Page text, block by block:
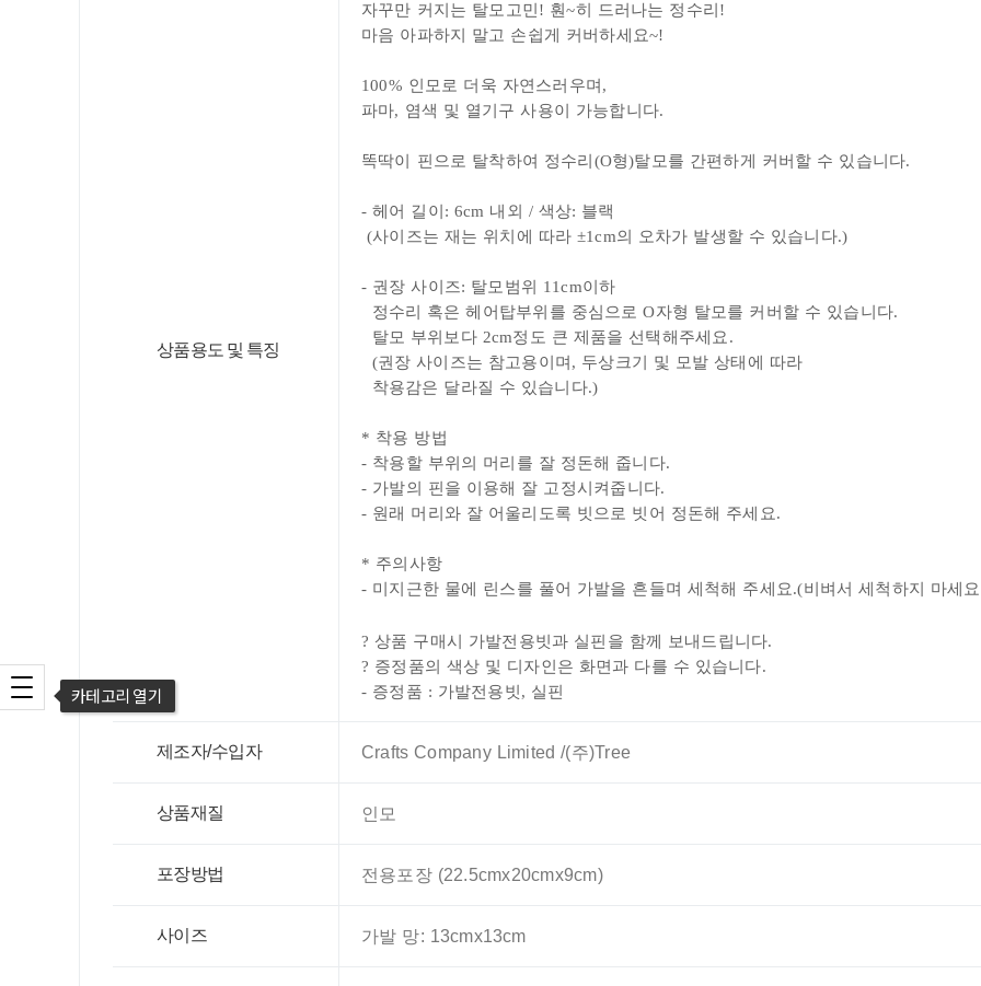
카테고리 열기
상품용도 및 특징
자꾸만 커지는 탈모고민! 훤~히 드러나는 정수리!
마음 아파하지 말고 손쉽게 커버하세요~!
100% 인모로 더욱 자연스러우며,
파마, 염색 및 열기구 사용이 가능합니다.
똑딱이 핀으로 탈착하여 정수리(O형)탈모를 간편하게 커버할 수 있습니다.
- 헤어 길이: 6cm 내외 / 색상: 블랙
(사이즈는 재는 위치에 따라 ±1cm의 오차가 발생할 수 있습니다.)
- 권장 사이즈: 탈모범위 11cm이하
정수리 혹은 헤어 탑부위 를 중심으로O자형 탈모를 커버할 수 있습니다.
탈모 부위보다 2cm정도 큰 제품을 선택해주세요.
(권장 사이즈는 참고용이며, 두상크기 및 모발 상태에 따라
착용감은 달라질 수 있습니다.)
* 착용 방법
- 착용할 부위의 머리를 잘 정돈해 줍니다.
- 가발의 핀을 이용해 잘 고정시켜줍니다.
- 원래 머리와 잘 어울리도록 빗으로 빗어 정돈해 주세요.
* 주의사항
- 미지근한 물에 린스를 풀어 가발을 흔들며 세척해 주세요.(비벼서 세척하지 마세
? 상품 구매시 가발전용빗과 실핀을 함께 보내드립니다.
? 증정품의 색상 및 디자인은 화면과 다를 수 있습니다.
- 증정품 : 가발전용빗, 실핀
제조자/수입자 Crafts Company Limited /(주)Tree
상품재질 인모
포장방법 전용포장 (22.5cmx20cmx9cm)
사이즈 가발 망: 13cmx13cm